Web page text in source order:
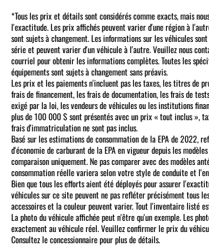
*Tous les prix et détails sont considérés comme exacts, mais
l'exactitude. Les prix affichés peuvent varier d'une région à
sont sujets à changement. Les informations sur les véhicules
série et peuvent varier d'un véhicule à l'autre. Veuillez nous
courriel pour obtenir les informations complètes. Toutes les
équipements sont sujets à changement sans préavis.
Les prix et les paiements n'incluent pas les taxes, les titres de
frais de financement, les frais de documentation, les frais de
exigé par la loi, les vendeurs de véhicules ou les institutions
plus de 100 000 $ sont présentés avec un prix « tout inclus »,
frais d'immatriculation ne sont pas inclus.
Basé sur les estimations de consommation de la EPA de 2022,
d'économie de carburant de la EPA en vigueur depuis les
comparaison uniquement. Ne pas comparer avec des modèles
consommation réelle variera selon votre style de conduite et
Bien que tous les efforts aient été déployés pour assurer
véhicules sur ce site peuvent ne pas refléter précisément tous
accessoires et la couleur peuvent varier. Tout l'inventaire listé
La photo du véhicule affichée peut n'être qu'un exemple. Les
exactement au véhicule réel. Veuillez confirmer le prix du
Consultez le concessionnaire pour plus de détails.